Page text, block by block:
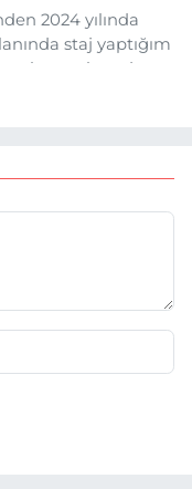
2024 yılında
staj yaptığım
unsurlarından